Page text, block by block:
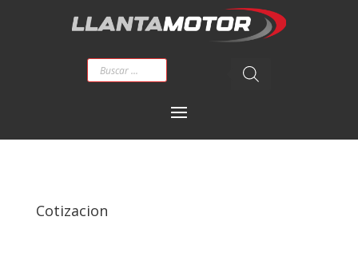
Búsqueda
productos
Cotizacion